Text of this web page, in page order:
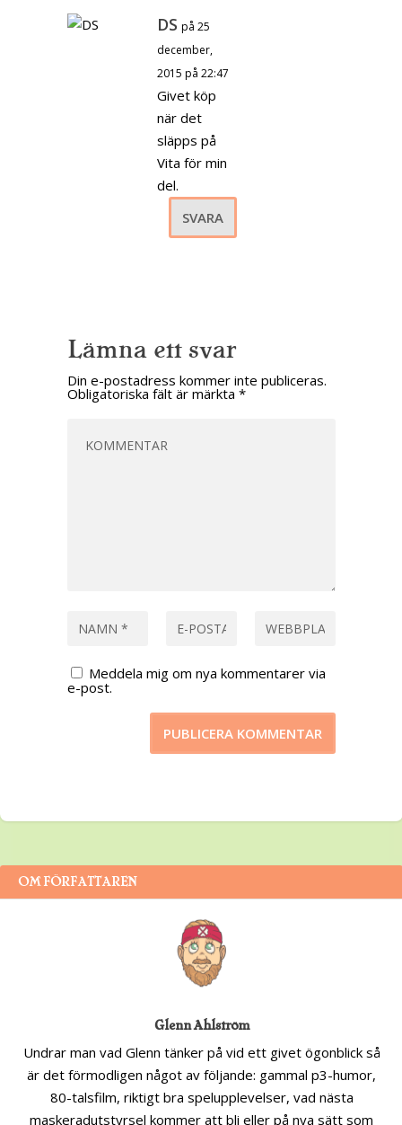
DS på 25
december,
2015 på 22:47
Givet köp
när det
släpps på
Vita för min
del.
SVARA
Lämna ett svar
Din e-postadress kommer inte publiceras.
Obligatoriska fält är märkta *
Meddela mig om nya kommentarer via
e-post.
OM FÖRFATTAREN
Glenn Ahlström
Undrar man vad Glenn tänker på vid ett givet ögonblick så
är det förmodligen något av följande: gammal p3-humor,
80-talsfilm, riktigt bra spelupplevelser, vad nästa
maskeradutstyrsel kommer att bli eller på nya sätt som